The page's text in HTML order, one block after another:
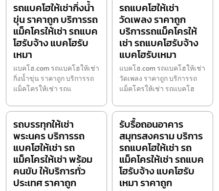
รถแบคโฮให้เช่ากิ่งน้ำ
ขุ่น ราคาถูก บริการรถ
แม็คโครให้เช่า รถแบค
โฮรับจ้าง แบคโฮรับ
เหมา
แบคโฮ.com รถแบคโฮให้เช่า
กิ่งน้ำขุ่น ราคาถูก บริการรถ
แม็คโครให้เช่า รถแ
รถแบคโฮให้เช่า
วัดเพลง ราคาถูก
บริการรถแม็คโครให้
เช่า รถแบคโฮรับจ้าง
แบคโฮรับเหมา
แบคโฮ.com รถแบคโฮให้เช่า
วัดเพลง ราคาถูก บริการรถ
แม็คโครให้เช่า รถแบคโฮ
รถบรรทุกให้เช่า
พระนคร บริการรถ
แบคโฮให้เช่า รถ
แม็คโครให้เช่า พร้อม
คนขับ ให้บริการทั่ว
ประเทศ ราคาถูก
รับรื้อถอนอาคาร
สมุทรสงคราม บริการ
รถแบคโฮให้เช่า รถ
แม็คโครให้เช่า รถแบค
โฮรับจ้าง แบคโฮรับ
เหมา ราคาถูก